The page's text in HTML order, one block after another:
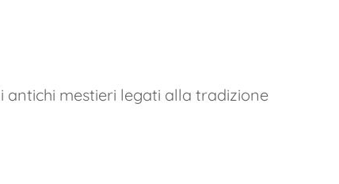
mestieri legati alla tradizione